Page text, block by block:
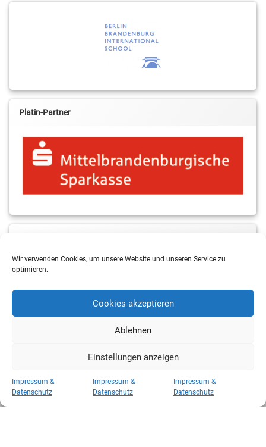
Wir verwenden Cookies, um unsere Website und unseren Service zu
optimieren.
Cookies akzeptieren
Ablehnen
Einstellungen anzeigen
Impressum &
Datenschutz
Impressum &
Datenschutz
Impressum &
Datenschutz
Platin-Partner
Kategorien